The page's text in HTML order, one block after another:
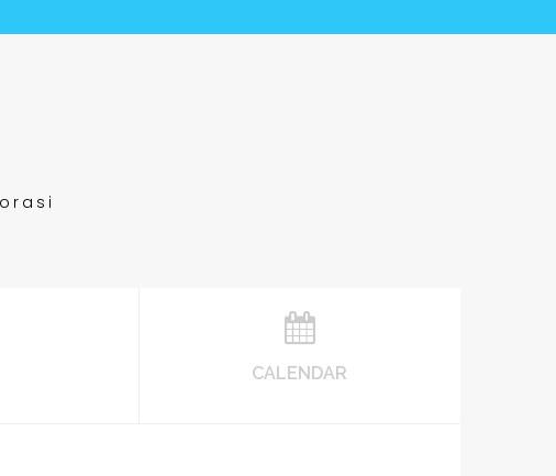
CALENDAR